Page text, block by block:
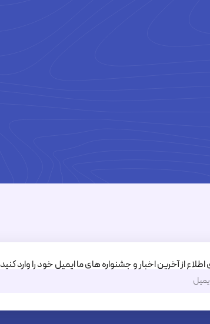
اطلاع از آخرین اخبار و جشنواره های ما ایمیل خود را وارد کنید